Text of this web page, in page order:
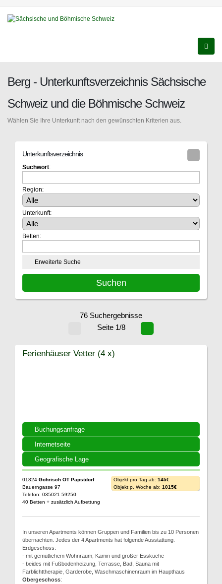
Berg - Unterkunftsverzeichnis Sächsische
Schweiz und die Böhmische Schweiz
Wählen Sie Ihre Unterkunft nach den gewünschten Kriterien aus.
Unterkunftsverzeichnis
Suchwort:
Region:
Unterkunft:
Betten:
Erweiterte Suche
76 Suchergebnisse
Seite 1/8
Buchungsanfrage
Internetseite
Geografische Lage
Ferienhäuser Vetter (4 x)
01824 Gohrisch OT Papstdorf
Bauerngasse 97
Telefon: 035021 59250
40 Betten + zusätzlich Aufbettung
Objekt pro Tag ab: 145€
Objekt p. Woche ab: 1015€
In unseren Apartments können Gruppen und Familien bis zu 10 Personen
übernachten. Jedes der 4 Apartments hat folgende Ausstattung.
Erdgeschoss:
- mit gemütlichem Wohnraum, Kamin und großer Essküche
- beides mit Fußbodenheizung, Terrasse, Bad, Sauna mit
Farblichttherapie, Garderobe, Waschmaschinenraum im Haupthaus
Obergeschoss: